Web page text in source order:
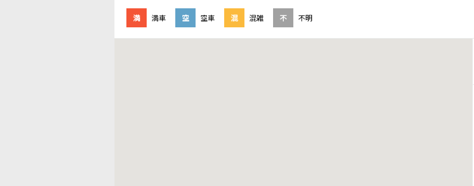
満 満車 空 空車 混 混雑 不 不明